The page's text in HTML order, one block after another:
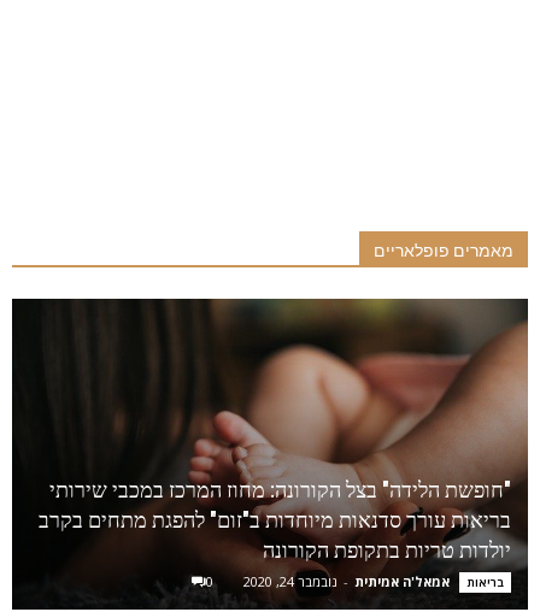
מאמרים פופלאריים
"חופשת הלידה" בצל הקורונה: מחוז המרכז במכבי שירותי
בריאות עורך סדנאות מיוחדות ב"זום" להפגת מתחים בקרב
יולדות טריות בתקופת הקורונה
בריאות אמאל'ה אמיתית - נובמבר 24, 2020 0